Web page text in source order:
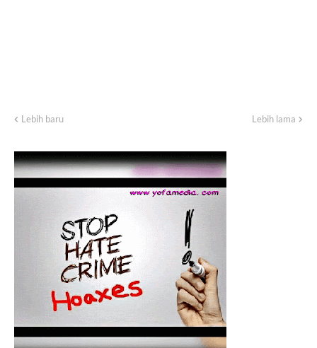
Lebih baru Lebih lama